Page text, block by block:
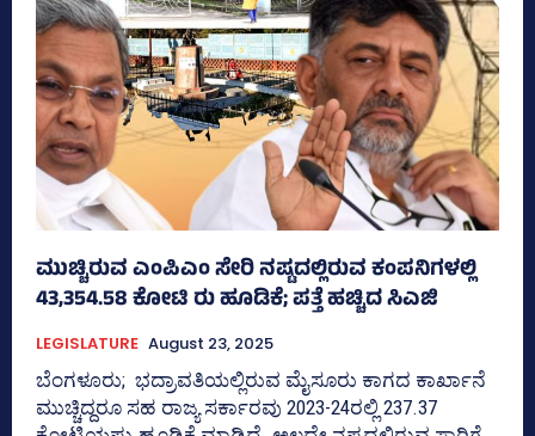
ಮುಚ್ಚಿರುವ ಎಂಪಿಎಂ ಸೇರಿ ನಷ್ಟದಲ್ಲಿರುವ ಕಂಪನಿಗಳಲ್ಲಿ
43,354.58 ಕೋಟಿ ರು ಹೂಡಿಕೆ; ಪತ್ತೆ ಹಚ್ಚಿದ ಸಿಎಜಿ
LEGISLATURE August 23, 2025
ಬೆಂಗಳೂರು; ಭದ್ರಾವತಿಯಲ್ಲಿರುವ ಮೈಸೂರು ಕಾಗದ ಕಾರ್ಖಾನೆ
ಮುಚ್ಚಿದ್ದರೂ ಸಹ ರಾಜ್ಯ ಸರ್ಕಾರವು 2023-24ರಲ್ಲಿ 237.37